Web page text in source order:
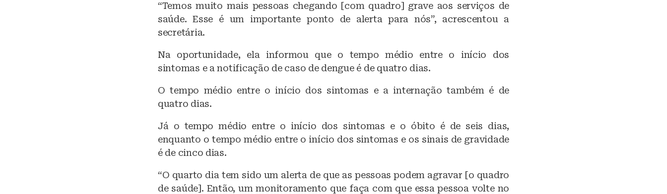
“Temos muito mais pessoas chegando [com quadro] grave aos serviços de
saúde. Esse é um importante ponto de alerta para nós”, acrescentou a
secretária.
Na oportunidade, ela informou que o tempo médio entre o início dos
sintomas e a notificação de caso de dengue é de quatro dias.
O tempo médio entre o início dos sintomas e a internação também é de
quatro dias.
Já o tempo médio entre o início dos sintomas e o óbito é de seis dias,
enquanto o tempo médio entre o início dos sintomas e os sinais de gravidade
é de cinco dias.
“O quarto dia tem sido um alerta de que as pessoas podem agravar [o quadro
de saúde]. Então, um monitoramento que faça com que essa pessoa volte no